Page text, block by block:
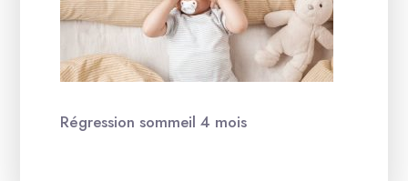
Régression sommeil 4 mois